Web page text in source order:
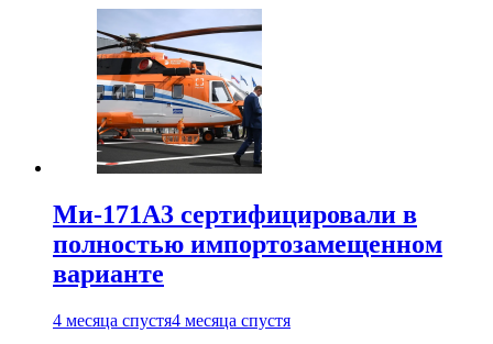
Ми-171А3 сертифицировали в
полностью импортозамещенном
варианте
4 месяца спустя4 месяца спустя